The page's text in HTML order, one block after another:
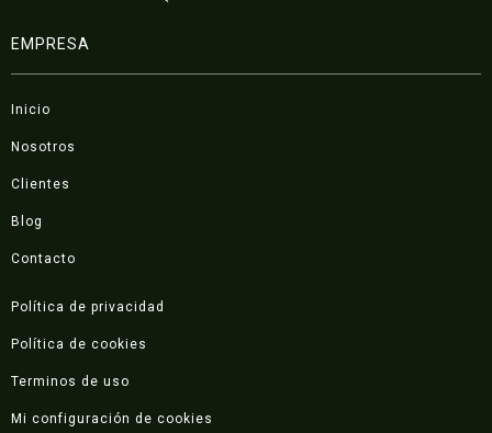
EMPRESA
Inicio
Nosotros
Clientes
Blog
Contacto
Política de privacidad
Política de cookies
Terminos de uso
Mi configuración de cookies